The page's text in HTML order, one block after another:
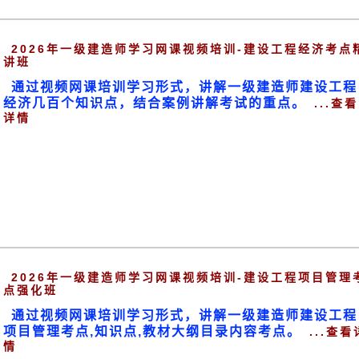
2026年一级建造师学习网课视频培训-建设工程经济考点
讲班
通过视频网课培训学习形式，讲解一级建造师建设工程
经济几百个知识点，结合案例讲解考试的重点。
...查看
详情
2026年一级建造师学习网课视频培训-建设工程项目管理
点强化班
通过视频网课培训学习形式，讲解一级建造师建设工程
项目管理考点,知识点,教材大纲目录内容考点。
...查看
情